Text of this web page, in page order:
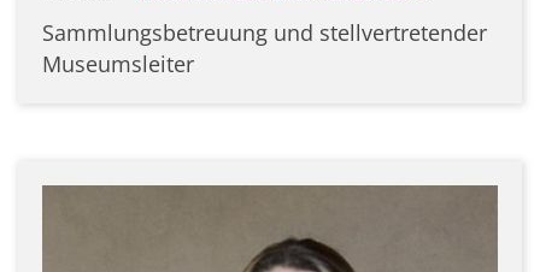
Sammlungsbetreuung und stellvertretender
Museumsleiter